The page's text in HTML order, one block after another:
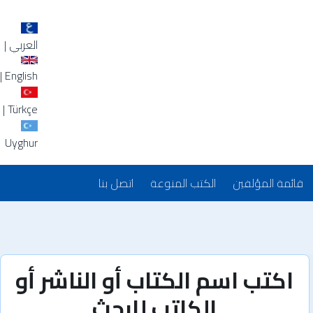
العربي |
English
|
Türkçe
|
Uyghur
قائمة المؤلفين
الكتب المنوعة اتصل بنا
اكتب اسم الكتاب أو الناشر أو